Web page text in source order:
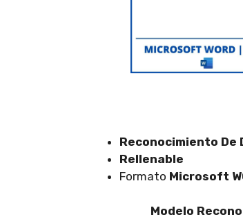
Reconocimiento De
Rellenable
Formato Microsoft
Modelo